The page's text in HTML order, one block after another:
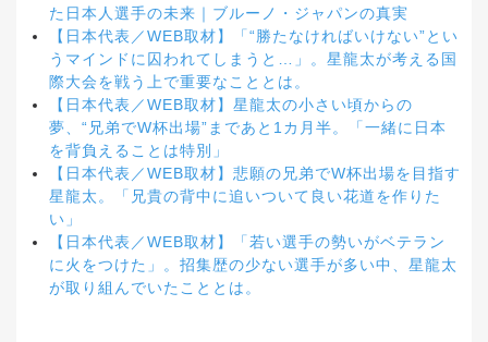
た日本人選手の未来｜ブルーノ・ジャパンの真実
【日本代表／WEB取材】「“勝たなければいけない”とい
うマインドに囚われてしまうと…」。星龍太が考える国
際大会を戦う上で重要なこととは。
【日本代表／WEB取材】星龍太の小さい頃からの
夢、“兄弟でW杯出場”まであと1カ月半。「一緒に日本
を背負えることは特別」
【日本代表／WEB取材】悲願の兄弟でW杯出場を目指す
星龍太。「兄貴の背中に追いついて良い花道を作りた
い」
【日本代表／WEB取材】「若い選手の勢いがベテラン
に火をつけた」。招集歴の少ない選手が多い中、星龍太
が取り組んでいたこととは。